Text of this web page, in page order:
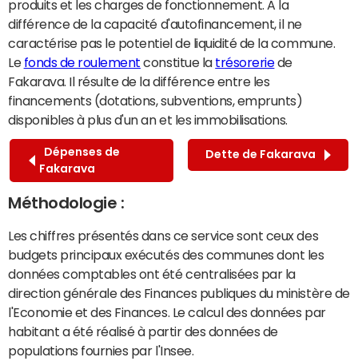
produits et les charges de fonctionnement. A la
différence de la capacité d'autofinancement, il ne
caractérise pas le potentiel de liquidité de la commune.
Le fonds de roulement constitue la trésoreriede
Fakarava. Il résulte de la différence entre les
financements (dotations, subventions, emprunts)
disponibles à plus d'un an et les immobilisations.
Dépenses de
Fakarava
Dette de Fakarava
Méthodologie :
Les chiffres présentés dans ce service sont ceux des
budgets principaux exécutés des communes dont les
données comptables ont été centralisées par la
direction générale des Finances publiques du ministère de
l'Economie et des Finances. Le calcul des données par
habitant a été réalisé à partir des données de
populations fournies par l'Insee.